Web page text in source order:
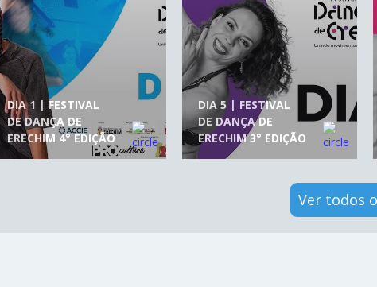
DIA 1 | FESTIVAL
DE DANÇA DE
ERECHIM 4° EDIÇÃO
DIA 5 | FESTIVAL
DE DANÇA DE
ERECHIM 3° EDIÇÃO
Ver todos